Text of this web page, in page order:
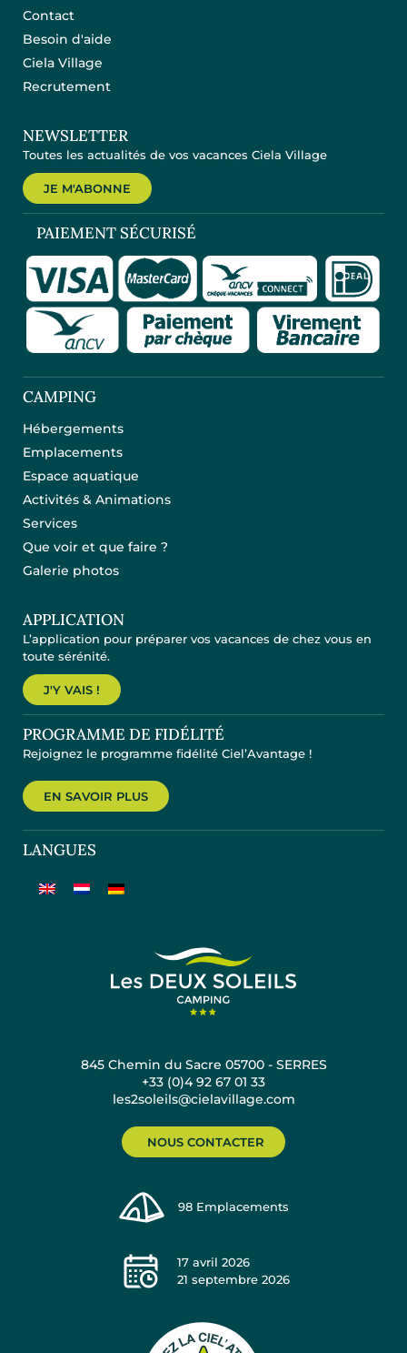
Contact
Besoin d'aide
Ciela Village
Recrutement
NEWSLETTER
Toutes les actualités de vos vacances Ciela Village
JE M'ABONNE
PAIEMENT SÉCURISÉ
CAMPING
Hébergements
Emplacements
Espace aquatique
Activités & Animations
Services
Que voir et que faire ?
Galerie photos
APPLICATION
L’application pour préparer vos vacances de chez vous en
toute sérénité.
J'Y VAIS !
PROGRAMME DE FIDÉLITÉ
Rejoignez le programme fidélité Ciel’Avantage !
EN SAVOIR PLUS
LANGUES
845 Chemin du Sacre 05700 - SERRES
+33 (0)4 92 67 01 33
les2soleils@cielavillage.com
NOUS CONTACTER
98 Emplacements
17 avril 2026
21 septembre 2026